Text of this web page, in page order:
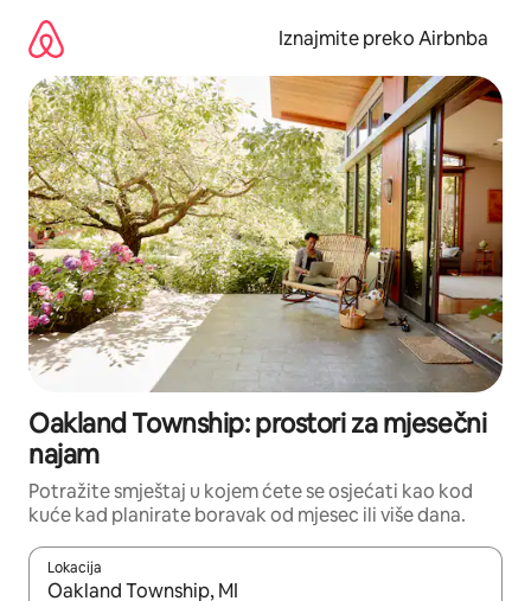
sadržaj
Iznajmite preko Airbnba
Oakland Township: prostori za mjesečni
najam
Potražite smještaj u kojem ćete se osjećati kao kod
kuće kad planirate boravak od mjesec ili više dana.
Lokacija
Kada budu dostupni rezultati, moći ćete ih pregledati